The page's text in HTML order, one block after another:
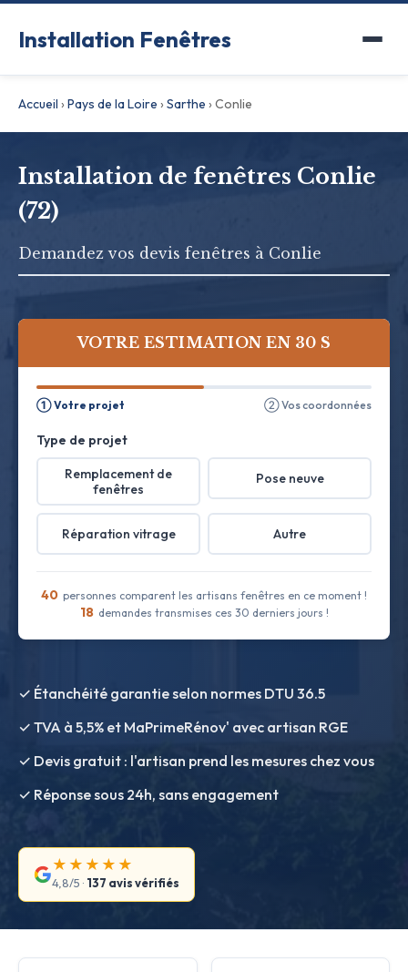
Installation Fenêtres
Accueil ›Pays de la Loire ›Sarthe ›Conlie
Installation de fenêtres Conlie
(72)
Demandez vos devis fenêtres à Conlie
VOTRE ESTIMATION EN 30 S
① Votre projet ② Vos coordonnées
Type de projet
Remplacement de
fenêtres
Pose neuve
Réparation vitrage Autre
40 personnes comparent les artisans fenêtres en ce moment !
18 demandes transmises ces 30 derniers jours !
✓ Étanchéité garantie selon normes DTU 36.5
✓ TVA à 5,5% et MaPrimeRénov' avec artisan RGE
✓ Devis gratuit : l'artisan prend les mesures chez vous
✓ Réponse sous 24h, sans engagement
★★★★★
4,8/5 · 137 avis vérifiés